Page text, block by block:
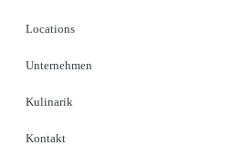
Locations
Unternehmen
Kulinarik
Kontakt